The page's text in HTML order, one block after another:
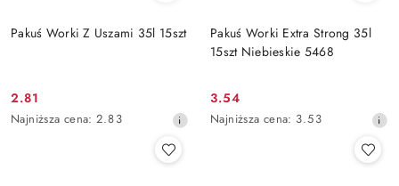
Pakuś Worki Z Uszami 35l 15szt
Cena
promocyjna:
2.81
Najniższa
Najniższa cena: 2.83
Pakuś Worki Extra Strong 35l
15szt Niebieskie 5468
Cena
promocyjna:
3.54
Najniższa
Najniższa cena: 3.53